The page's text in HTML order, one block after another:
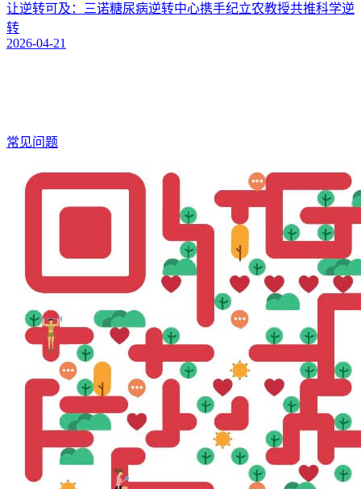
让逆转可及：三诺糖尿病逆转中心携手纪立农教授共推科学逆
转
2026-04-21
常见问题